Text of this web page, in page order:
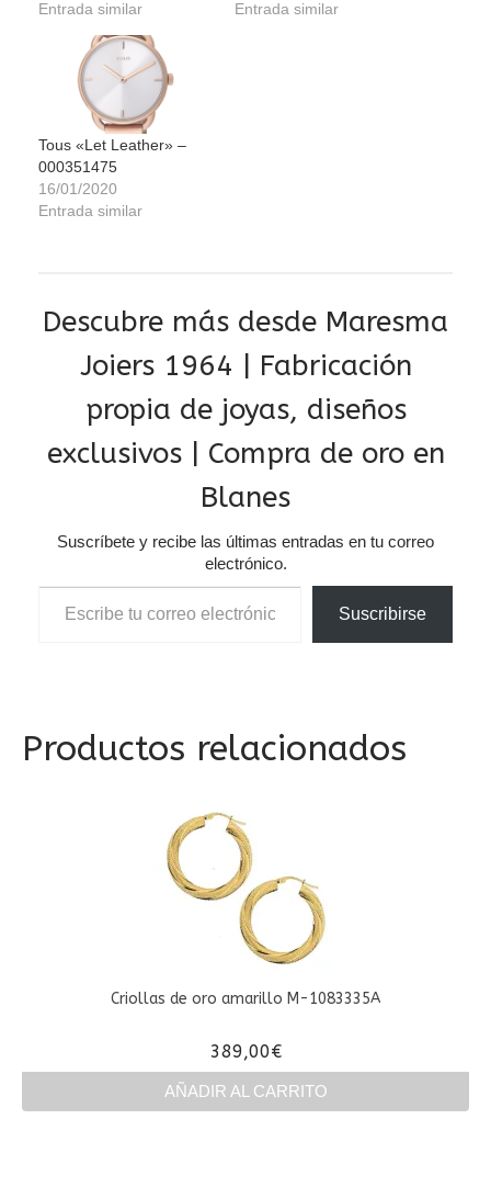
Entrada similar Entrada similar
Tous «Let Leather» –
000351475
16/01/2020
Entrada similar
Descubre más desde Maresma
Joiers 1964 | Fabricación
propia de joyas, diseños
exclusivos | Compra de oro en
Blanes
Suscríbete y recibe las últimas entradas en tu correo
electrónico.
Escribe tu correo electrónico…
Suscribirse
Productos relacionados
Criollas de oro amarillo M-1083335A
389,00€
AÑADIR AL CARRITO